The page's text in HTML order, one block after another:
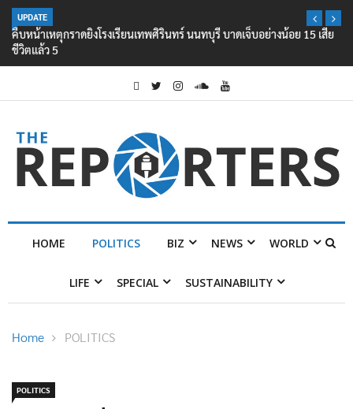
UPDATE
คืบหน้าเหตุกราดยิงโรงเรียนเทพศิรินทร์ นนทบุรี บาดเจ็บอย่างน้อย 15 เสีย
ชีวิตแล้ว 5
HOME POLITICS BIZ NEWS WORLD
LIFE SPECIAL SUSTAINABILITY
Home POLITICS
POLITICS